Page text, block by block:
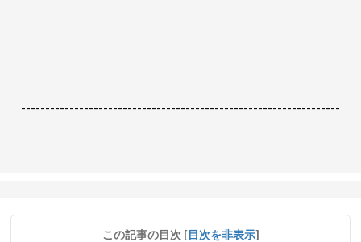
------------------------------------------------------------------
この記事の目次 [目次を非表示]